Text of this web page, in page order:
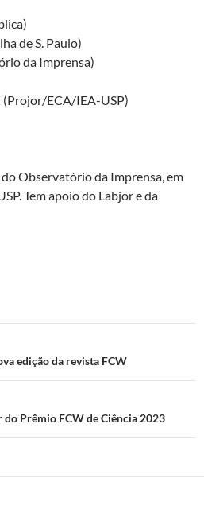
de S. Paulo)
da Imprensa)
(Projor/ECA/IEA-USP)
Observatório da Imprensa, em
Tem apoio do Labjor e da
edição da revista FCW
Prêmio FCW de Ciência 2023